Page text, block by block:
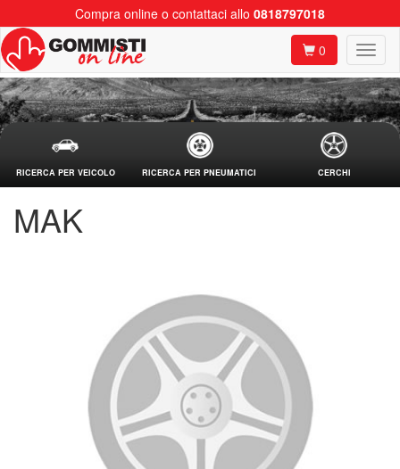
Compra online o contattaci allo 0818797018
0
RICERCA PER VEICOLO RICERCA PER PNEUMATICI CERCHI
MAK